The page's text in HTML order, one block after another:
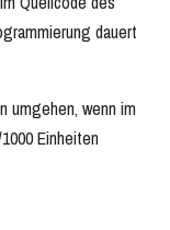
dauert
umgehen, wenn im
Einheiten